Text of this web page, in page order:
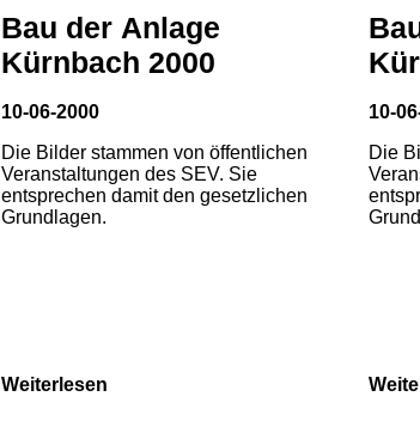
Bau der Anlage
Kürnbach 2000
10-06-2000
Die Bilder stammen von öffentlichen
Veranstaltungen des SEV. Sie
entsprechen damit den gesetzlichen
Grundlagen.
Weiterlesen
10-
Die